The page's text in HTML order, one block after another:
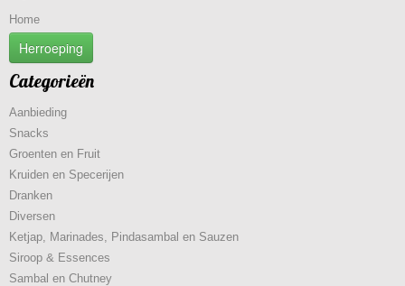
Home
Herroeping
Categorieën
Aanbieding
Snacks
Groenten en Fruit
Kruiden en Specerijen
Dranken
Diversen
Ketjap, Marinades, Pindasambal en Sauzen
Siroop & Essences
Sambal en Chutney